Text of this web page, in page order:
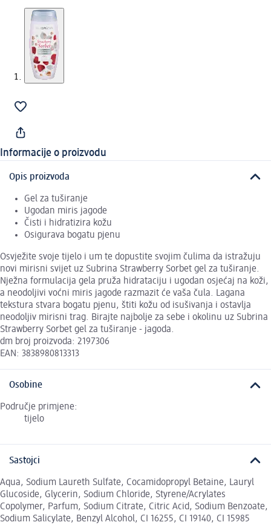
Informacije o proizvodu
Opis proizvoda
Gel za tuširanje
Ugodan miris jagode
Čisti i hidratizira kožu
Osigurava bogatu pjenu
Osvježite svoje tijelo i um te dopustite svojim čulima da istražuju
novi mirisni svijet uz Subrina Strawberry Sorbet gel za tuširanje.
Nježna formulacija gela pruža hidrataciju i ugodan osjećaj na koži,
a neodoljivi voćni miris jagode razmazit će vaša čula. Lagana
tekstura stvara bogatu pjenu, štiti kožu od isušivanja i ostavlja
neodoljiv mirisni trag. Birajte najbolje za sebe i okolinu uz Subrina
Strawberry Sorbet gel za tuširanje - jagoda.
dm broj proizvoda: 2197306
EAN: 3838980813313
Osobine
Područje primjene:
tijelo
Sastojci
Aqua, Sodium Laureth Sulfate, Cocamidopropyl Betaine, Lauryl
Glucoside, Glycerin, Sodium Chloride, Styrene/Acrylates
Copolymer, Parfum, Sodium Citrate, Citric Acid, Sodium Benzoate,
Sodium Salicylate, Benzyl Alcohol, CI 16255, CI 19140, CI 15985